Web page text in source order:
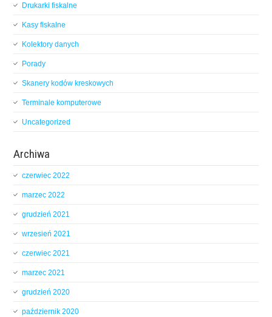
Drukarki fiskalne
Kasy fiskalne
Kolektory danych
Porady
Skanery kodów kreskowych
Terminale komputerowe
Uncategorized
Archiwa
czerwiec 2022
marzec 2022
grudzień 2021
wrzesień 2021
czerwiec 2021
marzec 2021
grudzień 2020
październik 2020